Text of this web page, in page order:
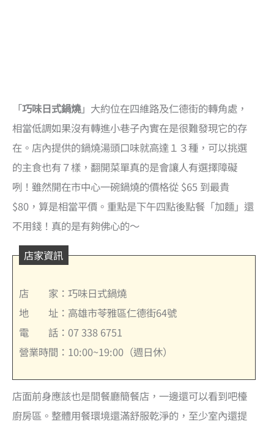
「巧味日式鍋燒」大約位在四維路及仁德街的轉角處，
相當低調如果沒有轉進小巷子內實在是很難發現它的存
在。店內提供的鍋燒湯頭口味就高達１３種，可以挑選
的主食也有７樣，翻開菜單真的是會讓人有選擇障礙
咧！雖然開在市中心一碗鍋燒的價格從 $65 到最貴
$80，算是相當平價。重點是下午四點後點餐「加麵」還
不用錢！真的是有夠佛心的～
店家資訊
店 家：巧味日式鍋燒
地 址：高雄市苓雅區仁德街64號
電 話：07 338 6751
營業時間：10:00~19:00（週日休）
店面前身應該也是間餐廳簡餐店，一邊還可以看到吧檯
廚房區。整體用餐環境還滿舒服乾淨的，至少室內還提